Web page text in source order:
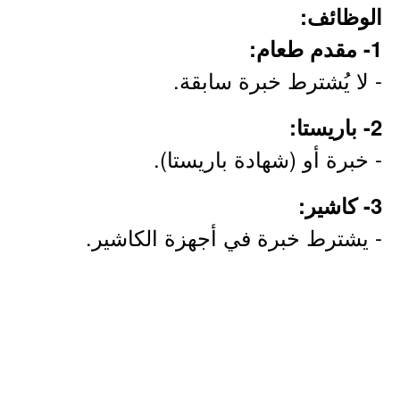
الوظائف:
1- مقدم طعام:
- لا يُشترط خبرة سابقة.
2- باريستا:
- خبرة أو (شهادة باريستا).
3- كاشير:
- يشترط خبرة في أجهزة الكاشير.